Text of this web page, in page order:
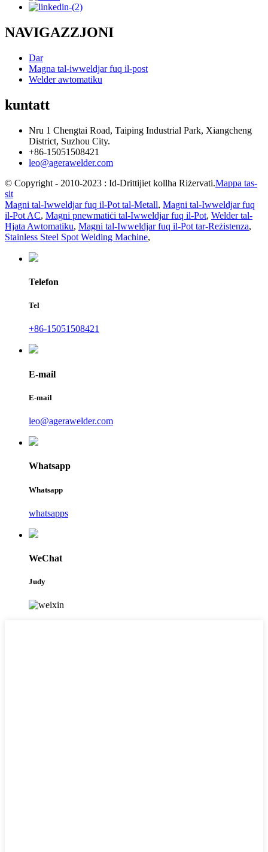
NAVIGAZZJONI
Dar
Magna tal-iwweldjar fuq il-post
Welder awtomatiku
kuntatt
Nru 1 Chengtai Road, Taiping Industrial Park, Xiangcheng
District, Suzhou City.
+86-15051508421
leo@agerawelder.com
© Copyright - 2010-2023 : Id-Drittijiet kollha Riżervati.Mappa tas-
sit
Magni tal-Iwweldjar fuq il-Pot tal-Metall, Magni tal-Iwweldjar fuq
il-Pot AC, Magni pnewmatiċi tal-Iwweldjar fuq il-Pot, Welder tal-
Ħjata Awtomatiku, Magni tal-Iwweldjar fuq il-Pot tar-Reżistenza,
Stainless Steel Spot Welding Machine,
Telefon
Tel
+86-15051508421
E-mail
E-mail
leo@agerawelder.com
Whatsapp
Whatsapp
whatsapps
WeChat
Judy